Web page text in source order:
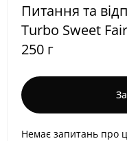
Питання та
Turbo Sweet
250 г
Немає запитань про